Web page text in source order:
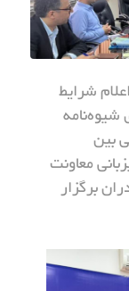
شرایط
شیوه‌نامه
بین
معاونت
برگزار